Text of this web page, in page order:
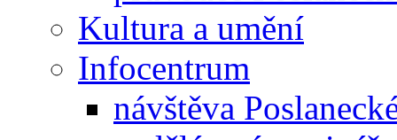
Kultura a umění
Infocentrum
návštěva